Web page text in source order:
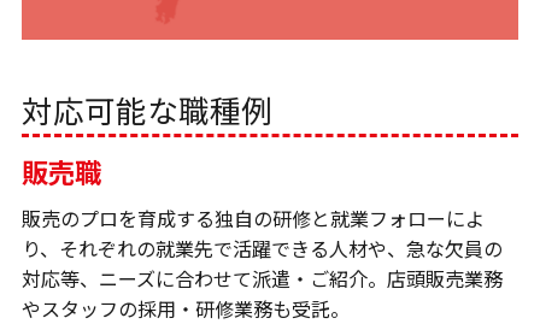
対応可能な職種例
販売職
販売のプロを育成する独自の研修と就業フォローによ
り、それぞれの就業先で活躍できる人材や、急な欠員の
対応等、ニーズに合わせて派遣・ご紹介。店頭販売業務
やスタッフの採用・研修業務も受託。